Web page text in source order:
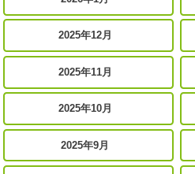
2025年12月
2025年11月
2025年10月
2025年9月